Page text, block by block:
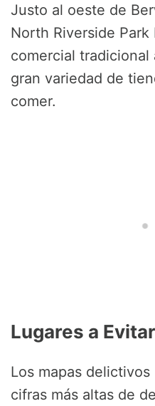
Justo al oeste de
North Riverside
comercial tradicional
gran variedad de
comer.
Lugares a
Los mapas
cifras más altas de